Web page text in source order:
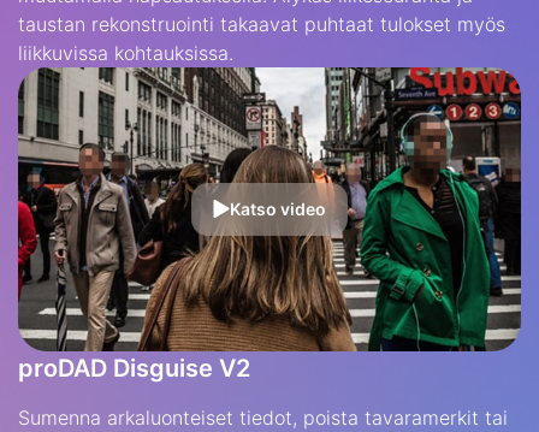
taustan rekonstruointi takaavat puhtaat tulokset myös
liikkuvissa kohtauksissa.
Katso video
proDAD Disguise V2
Sumenna arkaluonteiset tiedot, poista tavaramerkit tai